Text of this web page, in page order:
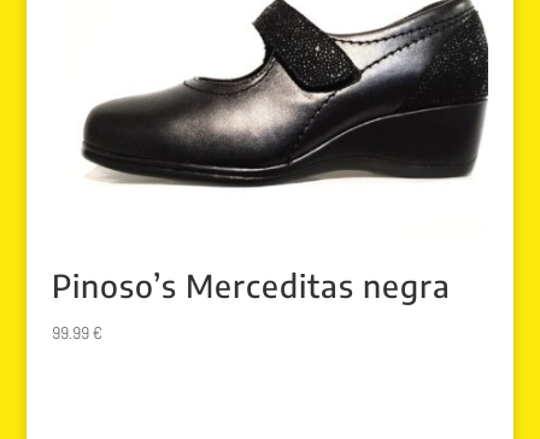
Pinoso’s Merceditas negra
99.99€